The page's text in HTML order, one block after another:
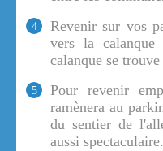
4
Revenir sur vos
vers la
calanque se
5
Pour revenir
ramènera au
du sentier de
aussi spectaculaire.